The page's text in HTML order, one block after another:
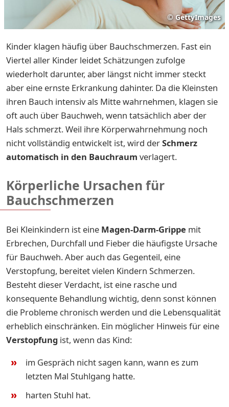
© GettyImages
Kinder klagen häufig über Bauchschmerzen. Fast ein
Viertel aller Kinder leidet Schätzungen zufolge
wiederholt darunter, aber längst nicht immer steckt
aber eine ernste Erkrankung dahinter. Da die Kleinsten
ihren Bauch intensiv als Mitte wahrnehmen, klagen sie
oft auch über Bauchweh, wenn tatsächlich aber der
Hals schmerzt. Weil ihre Körperwahrnehmung noch
nicht vollständig entwickelt ist, wird derSchmerz
automatisch in den Bauchraum verlagert.
Körperliche Ursachen für
Bauchschmerzen
Bei Kleinkindern ist eine Magen-Darm-Grippe mit
Erbrechen, Durchfall und Fieber die häufigste Ursache
für Bauchweh. Aber auch das Gegenteil, eine
Verstopfung, bereitet vielen Kindern Schmerzen.
Besteht dieser Verdacht, ist eine rasche und
konsequente Behandlung wichtig, denn sonst können
die Probleme chronisch werden und die Lebensqualität
erheblich einschränken. Ein möglicher Hinweis für eine
Verstopfung ist, wenn das Kind:
im Gespräch nicht sagen kann, wann es zum
letzten Mal Stuhlgang hatte.
harten Stuhl hat.